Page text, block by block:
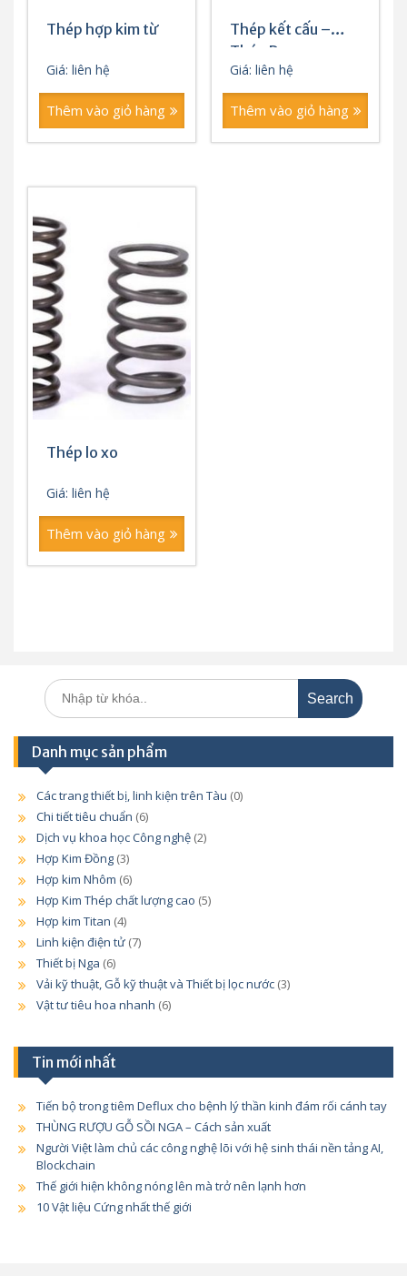
Thép hợp kim từ
Giá: liên hệ
Thêm vào giỏ hàng
Thép kết cấu –
Thép Dụng cụ
Giá: liên hệ
Thêm vào giỏ hàng
Thép lo xo
Giá: liên hệ
Thêm vào giỏ hàng
Search
for:
Danh mục sản phẩm
Các trang thiết bị, linh kiện trên Tàu (0)
Chi tiết tiêu chuẩn (6)
Dịch vụ khoa học Công nghệ (2)
Hợp Kim Đồng (3)
Hợp kim Nhôm (6)
Hợp Kim Thép chất lượng cao (5)
Hợp kim Titan (4)
Linh kiện điện tử (7)
Thiết bị Nga (6)
Vải kỹ thuật, Gỗ kỹ thuật và Thiết bị lọc nước (3)
Vật tư tiêu hoa nhanh (6)
Tin mới nhất
Tiến bộ trong tiêm Deflux cho bệnh lý thần kinh đám rối cánh tay
THÙNG RƯỢU GỖ SỒI NGA – Cách sản xuất
Người Việt làm chủ các công nghệ lõi với hệ sinh thái nền tảng AI,
Blockchain
Thế giới hiện không nóng lên mà trở nên lạnh hơn
10 Vật liệu Cứng nhất thế giới